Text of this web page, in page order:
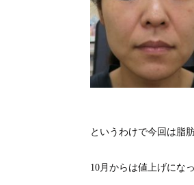
というわけで今回は脂
10月からは値上げにな